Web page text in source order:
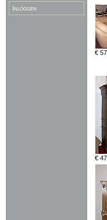
Inloggen
€
€